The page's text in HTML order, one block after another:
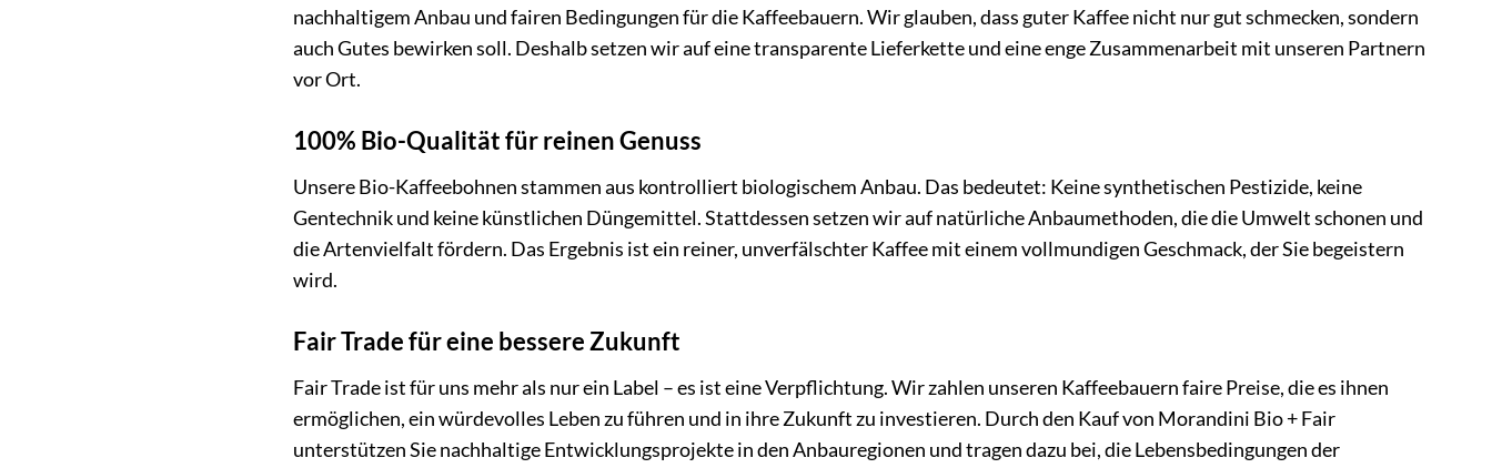
nachhaltigem Anbau und fairen Bedingungen für die Kaffeebauern. Wir glauben, dass guter Kaffee nicht nur gut schmecken, sondern
auch Gutes bewirken soll. Deshalb setzen wir auf eine transparente Lieferkette und eine enge Zusammenarbeit mit unseren Partnern
vor Ort.
100% Bio-Qualität für reinen Genuss
Unsere Bio-Kaffeebohnen stammen aus kontrolliert biologischem Anbau. Das bedeutet: Keine synthetischen Pestizide, keine
Gentechnik und keine künstlichen Düngemittel. Stattdessen setzen wir auf natürliche Anbaumethoden, die die Umwelt schonen und
die Artenvielfalt fördern. Das Ergebnis ist ein reiner, unverfälschter Kaffee mit einem vollmundigen Geschmack, der Sie begeistern
wird.
Fair Trade für eine bessere Zukunft
Fair Trade ist für uns mehr als nur ein Label – es ist eine Verpflichtung. Wir zahlen unseren Kaffeebauern faire Preise, die es ihnen
ermöglichen, ein würdevolles Leben zu führen und in ihre Zukunft zu investieren. Durch den Kauf von Morandini Bio + Fair
unterstützen Sie nachhaltige Entwicklungsprojekte in den Anbauregionen und tragen dazu bei, die Lebensbedingungen der